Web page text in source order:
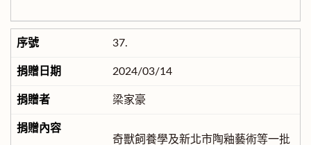
37.
2024/03/14
梁家豪
奇獸飼養學及新北市陶釉藝術等一批